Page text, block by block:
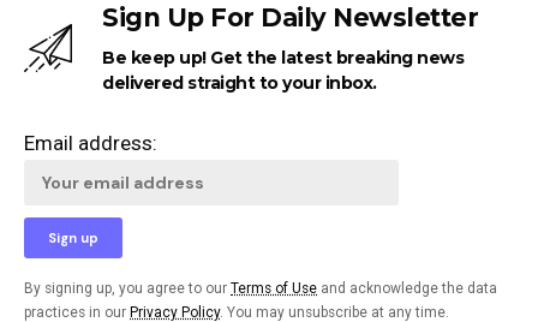
Sign Up For Daily Newsletter
Be keep up! Get the latest breaking news
delivered straight to your inbox.
Email address:
By signing up, you agree to our Terms of Use and acknowledge the data
practices in our Privacy Policy. You may unsubscribe at any time.